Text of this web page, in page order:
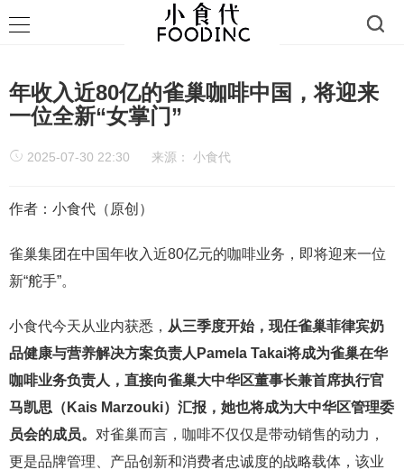
年收入近80亿的雀巢咖啡中国，将迎来
一位全新“女掌门”
2025-07-30 22:30 来源： 小食代
作者：小食代（原创）
雀巢集团在中国年收入近80亿元的咖啡业务，即将迎来一位
新“舵手”。
小食代今天从业内获悉， 从三季度开始，现任雀巢菲律宾奶
品健康与营养解决方案负责人Pamela Takai将成为雀巢在华
咖啡业务负责人，直接向雀巢大中华区董事长兼首席执行官
马凯思（Kais Marzouki）汇报，她也将成为大中华区管理委
员会的成员。 对雀巢而言，咖啡不仅仅是带动销售的动力，
更是品牌管理、产品创新和消费者忠诚度的战略载体，该业